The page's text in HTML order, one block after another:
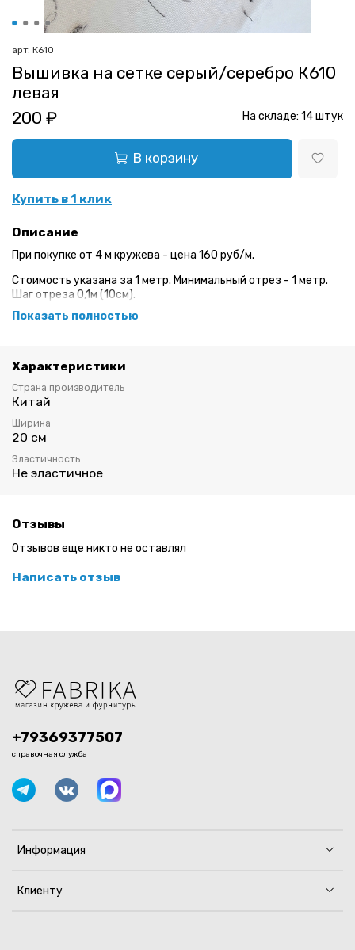
арт. К610
Вышивка на сетке серый/серебро К610
левая
200 ₽
В корзину
Купить в 1 клик
На складе: 14штук
Описание
При покупке от 4 м кружева - цена 160 руб/м.
Стоимость указана за 1 метр. Минимальный отрез - 1 метр.
Шаг отреза 0,1м (10см).
Неэластичное кружево для пошива нижнего белья.
Вышивка имеет правую и левую сторону
Показать полностью
Характеристики
Страна производитель
Китай
Ширина
20 см
Эластичность
Не эластичное
Отзывы
Отзывов еще никто не оставлял
Написать отзыв
Информация
Клиенту
+79369377507
справочная служба